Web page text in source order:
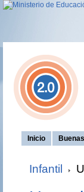
Inicio
Infantil